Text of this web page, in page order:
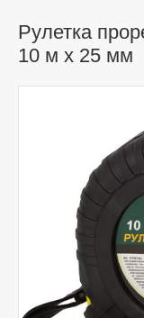
Рулетка
10 м x 25 мм